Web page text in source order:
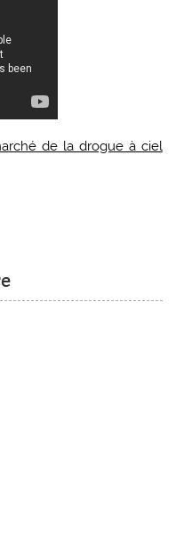
de la drogue à ciel